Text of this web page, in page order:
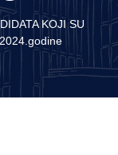
KOJI SU